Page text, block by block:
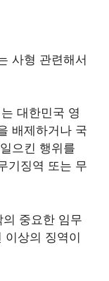
사형 관련해서
대한민국 영
배제하거나 국
으킨 행위를
기징역 또는 무
중요한 임무
이상의 징역이